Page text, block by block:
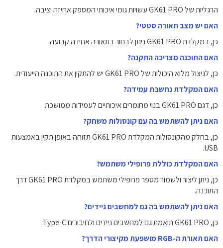
הרגליות של GK61 PRO עשויות גומי איכותי המספק אחיזה יציבה.
האם יש מצב תאורה סטטי?
כן, במקלדת GK61 PRO ניתן לבחור בתאורה אחידה קבועה.
האם התוכנה מצריכה התקנה?
כן, לניצול מלוא היכולות של GK61 PRO יש להתקין את התוכנה הייעודית.
האם המקלדת נחשבת עמידה?
כן, דגם GK61 PRO בנוי מחומרים איכותיים לעמידות ממושכת.
האם ניתן להשתמש בה עם קונסולות משחק?
כן, בחלק מהקונסולות המקלדת GK61 PRO תזוהה באופן תקין באמצעות
USB.
האם המקלדת כוללת פרופילי משתמש?
כן, ניתן ליצור ולשמור מספר פרופילי משתמש במקלדת GK61 PRO דרך
התוכנה.
האם ניתן להשתמש בה גם למחשבים ניידים?
כן, GK61 PRO תואמת גם למחשבים ניידים ולחיבורים Type-C.
האם תאורת ה-RGB מושפעת מקיצורי הדרך?